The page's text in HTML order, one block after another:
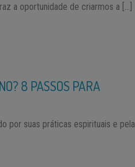
a oportunidade de criarmos a […]
8 PASSOS PARA
por suas práticas espirituais e pela